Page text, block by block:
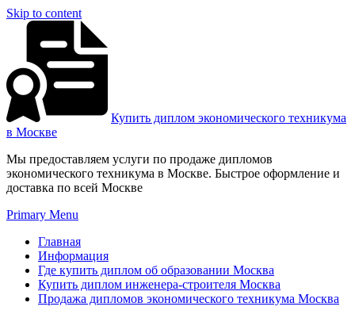
Skip to content
Купить диплом экономического техникума
в Москве
Мы предоставляем услуги по продаже дипломов
экономического техникума в Москве. Быстрое оформление и
доставка по всей Москве
Primary Menu
Главная
Информация
Где купить диплом об образовании Москва
Купить диплом инженера-строителя Москва
Продажа дипломов экономического техникума Москва